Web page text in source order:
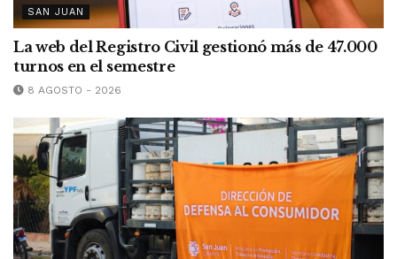
SAN JUAN
La web del Registro Civil gestionó más de 47.000
turnos en el semestre
8 AGOSTO - 2026